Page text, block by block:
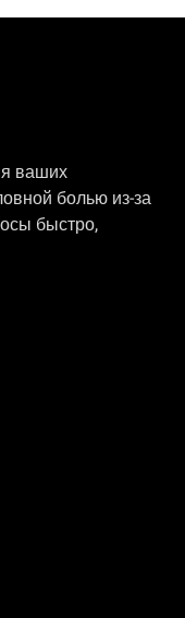
ваших
болью из-за
быстро,